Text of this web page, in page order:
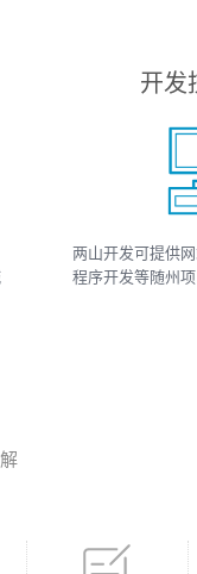
开发
两山开发可提供
程序开发等随州